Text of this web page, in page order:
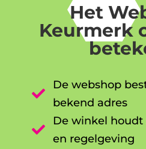
Het
Keurmerk

De webshop
bekend adres

De winkel houdt
en regelgeving